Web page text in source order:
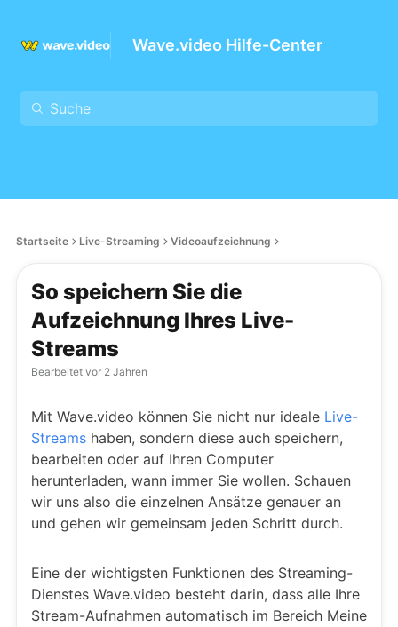
Wave.video Hilfe-Center
Startseite Live-Streaming Videoaufzeichnung
So speichern Sie die
Aufzeichnung Ihres Live-
Streams
Bearbeitet vor 2 Jahren
Mit Wave.video können Sie nicht nur ideale Live-
Streams haben, sondern diese auch speichern,
bearbeiten oder auf Ihren Computer
herunterladen, wann immer Sie wollen. Schauen
wir uns also die einzelnen Ansätze genauer an
und gehen wir gemeinsam jeden Schritt durch.
Eine der wichtigsten Funktionen des Streaming-
Dienstes Wave.video besteht darin, dass alle Ihre
Stream-Aufnahmen automatisch im Bereich Meine